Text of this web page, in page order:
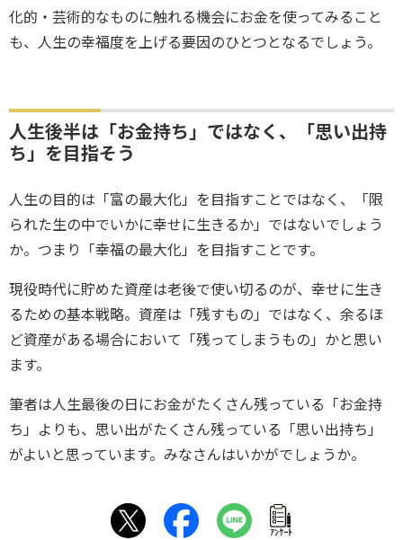
化的・芸術的なものに触れる機会にお金を使ってみること
も、人生の幸福度を上げる要因のひとつとなるでしょう。
人生後半は「お金持ち」ではなく、「思い出持
ち」を目指そう
人生の目的は「富の最大化」を目指すことではなく、「限
られた生の中でいかに幸せに生きるか」ではないでしょう
か。つまり「幸福の最大化」を目指すことです。
現役時代に貯めた資産は老後で使い切るのが、幸せに生き
るための基本戦略。資産は「残すもの」ではなく、余るほ
ど資産がある場合において「残ってしまうもの」かと思い
ます。
筆者は人生最後の日にお金がたくさん残っている「お金持
ち」よりも、思い出がたくさん残っている「思い出持ち」
がよいと思っています。みなさんはいかがでしょうか。
ｱﾝｹｰﾄ